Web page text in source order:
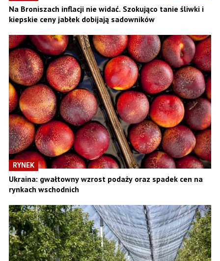
Na Broniszach inflacji nie widać. Szokująco tanie śliwki i
kiepskie ceny jabłek dobijają sadowników
RYNEK
Ukraina: gwałtowny wzrost podaży oraz spadek cen na
rynkach wschodnich